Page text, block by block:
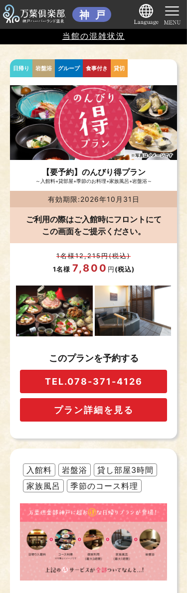
当館の混雑状況
日帰り 岩盤浴 グループ 食事付き 貸切
【要予約】のんびり得プラン
～入館料+貸部屋+季節のお料理+家族風呂+岩盤浴～
有効期限:2026年10月31日
ご利用の際はご入館時にフロントにて
この画面をご提示ください。
1名様12,215円(税込)
1名様 7,800 円(税込)
このプランを予約する
TEL.078-371-4126
プラン詳細を見る
入館料 岩盤浴
貸し部屋3時間
家族風呂
季節のコース料理